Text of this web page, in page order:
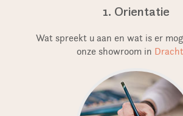
1. Orientatie
Wat spreekt u aan en wat is er
onze showroom in